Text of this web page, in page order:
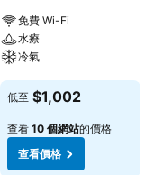
免費 Wi-Fi
水療
冷氣
查看價格
低至 $1,002
查看 10 個網站的價格
查看價格